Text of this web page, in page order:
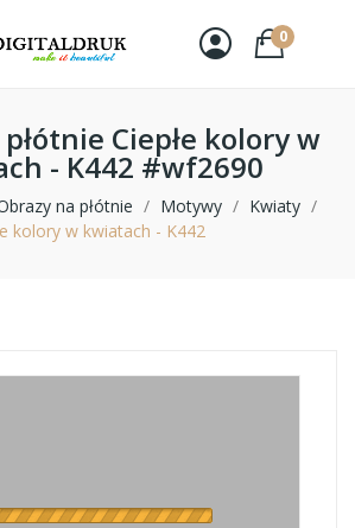
0
Ciepłe kolory w
- K442 #wf2690
na płótnie Motywy
Kwiaty
kolory w kwiatach - K442